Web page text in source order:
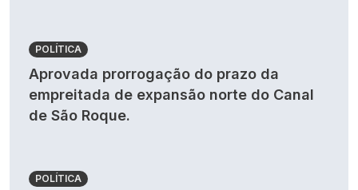
POLÍTICA
Aprovada prorrogação do prazo da
empreitada de expansão norte do Canal
de São Roque.
POLÍTICA